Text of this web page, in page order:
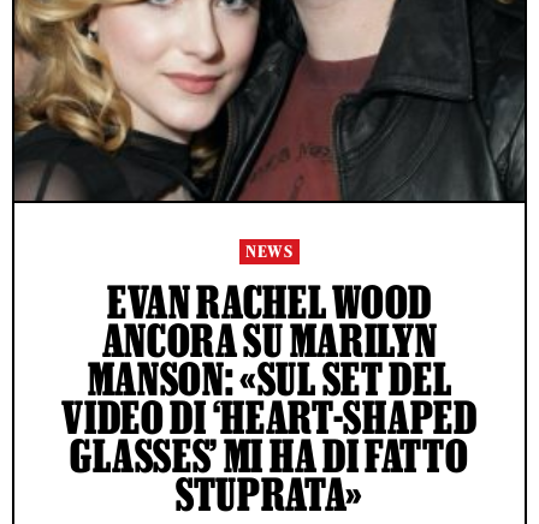
NEWS
EVAN RACHEL WOOD
ANCORA SU MARILYN
MANSON: «SUL SET DEL
VIDEO DI ‘HEART-SHAPED
GLASSES’ MI HA DI FATTO
STUPRATA»